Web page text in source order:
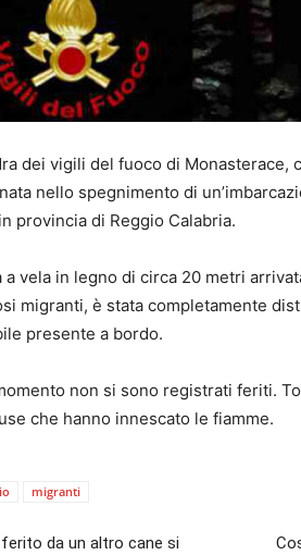
dei vigili del fuoco di Monasterace,
nello spegnimento di
provincia di Reggio Calabria.
a vela in legno di circa 20 metri
migranti, è stata completamente
presente a bordo.
non si sono registrati feriti.
che hanno innescato le fiamme.
migranti
da un altro cane si